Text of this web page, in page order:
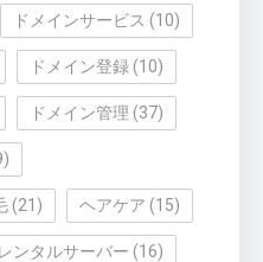
ドメインサービス (10)
ドメイン登録 (10)
ドメイン管理 (37)
(21) ヘアケア (15)
レンタルサーバー (16)